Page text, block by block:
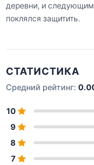
деревни, и следующим
поклялся защитить.
СТАТИСТИКА
Средний рейтинг:
10
9
8
7